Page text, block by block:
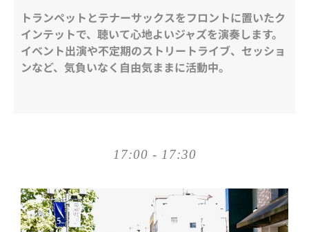
トランペットとテナーサックスをフロントに置いたク
インテットで、聴いて心地よいジャズを演奏します。
イベント出演や不定期のストリートライブ、セッショ
ンなど、気負いなく自由気ままに活動中。
17:00 - 17:30